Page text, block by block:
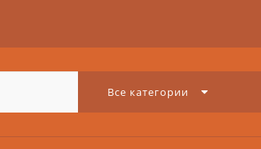
Все категории